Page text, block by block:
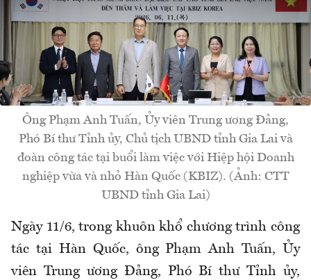
Ông Phạm Anh Tuấn, Ủy viên Trung ương Đảng,
Phó Bí thư Tỉnh ủy, Chủ tịch UBND tỉnh Gia Lai và
đoàn công tác tại buổi làm việc với Hiệp hội Doanh
nghiệp vừa và nhỏ Hàn Quốc (KBIZ). (Ảnh: CTT
UBND tỉnh Gia Lai)
Ngày 11/6, trong khuôn khổ chương trình công
tác tại Hàn Quốc, ông Phạm Anh Tuấn, Ủy
viên Trung ương Đảng, Phó Bí thư Tỉnh ủy,